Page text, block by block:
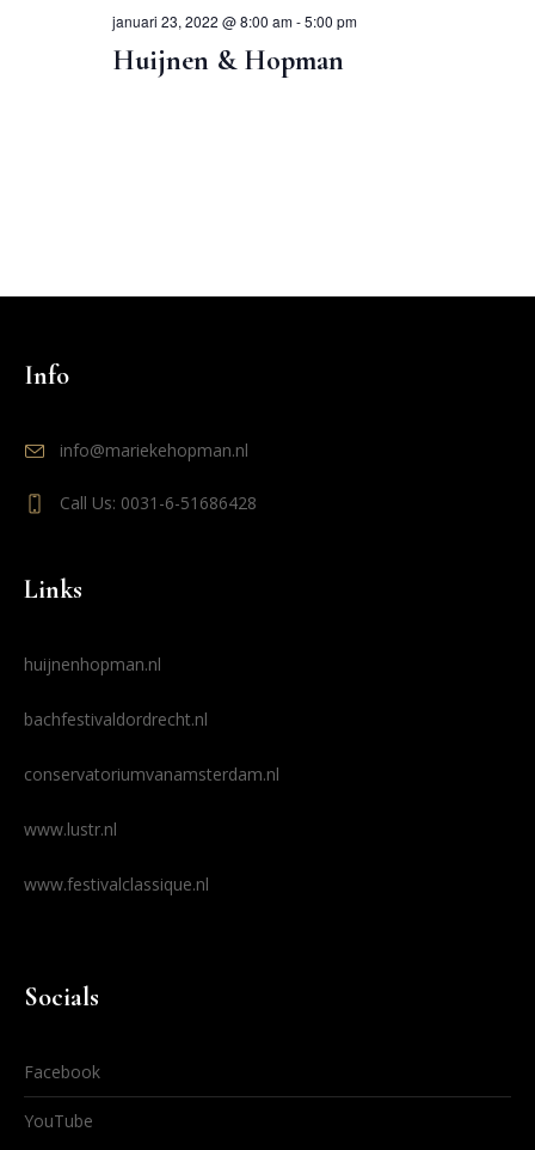
januari 23, 2022 @ 8:00 am-5:00 pm
Huijnen & Hopman
Info
info@mariekehopman.nl
Call Us: 0031-6-51686428
Links
huijnenhopman.nl
bachfestivaldordrecht.nl
conservatoriumvanamsterdam.nl
www.lustr.nl
www.festivalclassique.nl
Socials
Facebook
YouTube